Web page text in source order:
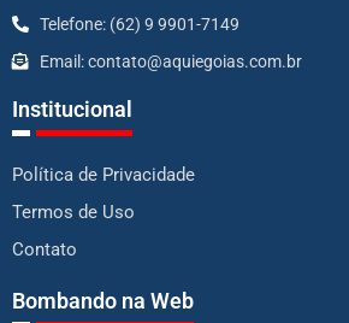
Telefone: (62) 9 9901-7149
Email: contato@aquiegoias.com.br
Institucional
Política de Privacidade
Termos de Uso
Contato
Bombando na Web